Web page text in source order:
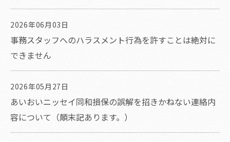
2026年06月03日
事務スタッフへのハラスメント行為を許すことは絶対に
できません
2026年05月27日
あいおいニッセイ同和損保の誤解を招きかねない連絡内
容について（顛末記あります。）